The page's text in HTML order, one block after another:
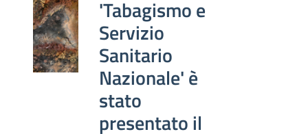
'Tabagismo e
Servizio
Sanitario
Nazionale' è
stato
presentato il